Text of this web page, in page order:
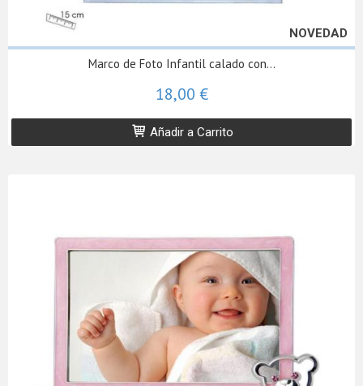
NOVEDAD
Marco de Foto Infantil calado con...
18,00 €
Añadir a Carrito